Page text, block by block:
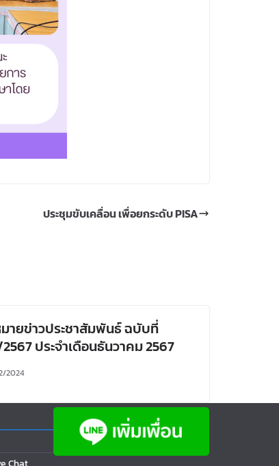
ประชุมขับเคลื่อน เพื่อยกระดับ PISA
ายข่าวประชาสัมพันธ์ ฉบับที่
ประจำเดือนธันวาคม 2567
2024